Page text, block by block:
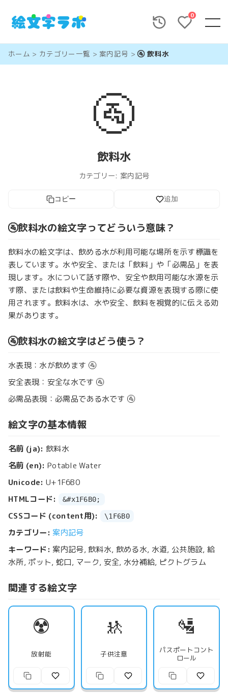
0
ホーム > カテゴリー一覧 > 案内記号 >🚰 飲料水
🚰
飲料水
カテゴリー: 案内記号
コピー 追加
🚰飲料水の絵文字ってどういう意味？
飲料水の絵文字は、飲める水が利用可能な場所を示す標識を
表しています。水や安全、または「飲料」や「必需品」を表
現します。水について話す際や、安全や飲用可能な水源を示
す際、または飲料や生命維持に必要な資源を表現する際に使
用されます。飲料水は、水や安全、飲料を視覚的に伝える効
果があります。
🚰飲料水の絵文字はどう使う？
水表現：水が飲めます 🚰
安全表現：安全な水です 🚰
必需品表現：必需品である水です 🚰
絵文字の基本情報
名前 (ja): 飲料水
名前 (en): Potable Water
Unicode: U+1F6B0
HTMLコード:
&#x1F6B0;
CSSコード (content用): \1F6B0
カテゴリー: 案内記号
キーワード: 案内記号, 飲料水, 飲める水, 水道, 公共施設, 給
水所, ポット, 蛇口, マーク, 安全, 水分補給, ピクトグラム
関連する絵文字
☢️
放射能
🚸
子供注意
🛂
パスポートコント
ロール